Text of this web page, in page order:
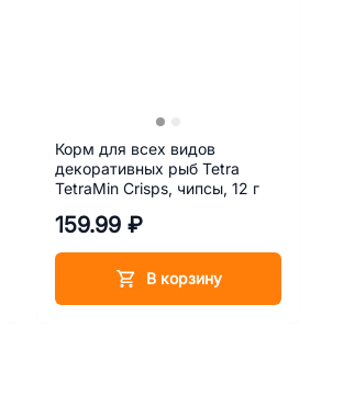
Корм для всех видов
декоративных рыб Tetra
TetraMin Crisps, чипсы, 12 г
159.99 ₽
В корзину